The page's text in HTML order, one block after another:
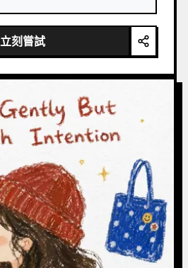
立刻嘗試